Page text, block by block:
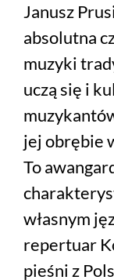
Janusz
absolutna
muzyki
uczą się i
jej obrębie
To
własnym
repertuar
pieśni z